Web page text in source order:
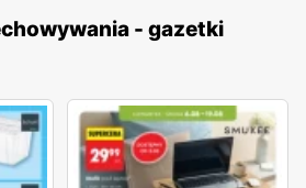
- gazetki